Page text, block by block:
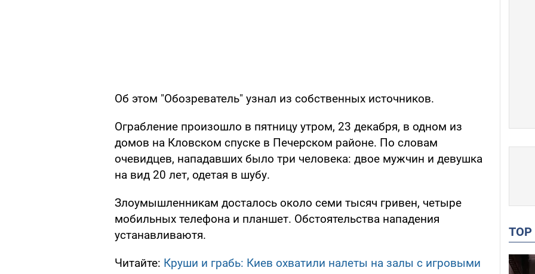
Об этом "Обозреватель" узнал из собственных источников.
Ограбление произошло в пятницу утром, 23 декабря, в одном из
домов на Кловском спуске в Печерском районе. По словам
очевидцев, нападавших было три человека: двое мужчин и девушка
на вид 20 лет, одетая в шубу.
Злоумышленникам досталось около семи тысяч гривен, четыре
мобильных телефона и планшет. Обстоятельства нападения
устанавливаютя.
Читайте: Круши и грабь: Киев охватили налеты на залы с игровыми